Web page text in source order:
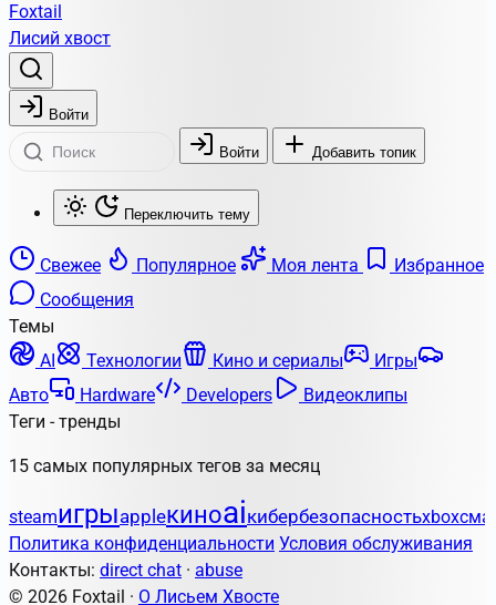
Foxtail
Лисий хвост
Войти
Войти Добавить топик
Переключить тему
Свежее Популярное Моя лента
Избранное
Сообщения
Темы
AI
Технологии Кино и сериалы
Игры
Авто
Hardware Developers
Видеоклипы
Теги - тренды
15 самых популярных тегов за месяц
steamигрыappleкиноaiкибербезопасностьxbox
Политика конфиденциальности Условия обслуживания
Контакты: direct chat · abuse
© 2026 Foxtail · О Лисьем Хвосте